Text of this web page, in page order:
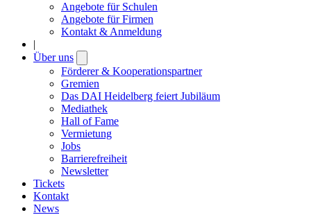
Angebote für Schulen
Angebote für Firmen
Kontakt & Anmeldung
|
Über uns
submenu
Förderer & Kooperationspartner
Gremien
Das DAI Heidelberg feiert Jubiläum
Mediathek
Hall of Fame
Vermietung
Jobs
Barrierefreiheit
Newsletter
Tickets
Kontakt
News